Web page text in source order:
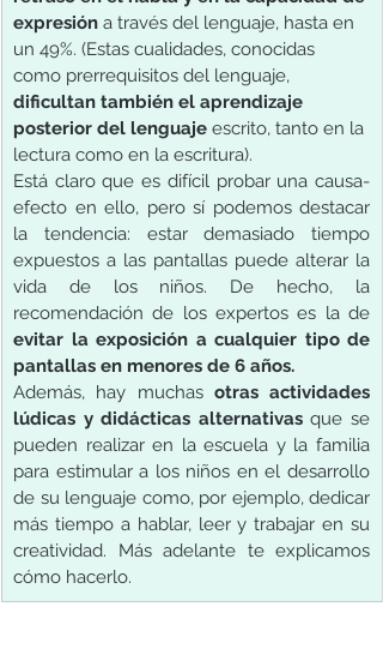
expresión a través del lenguaje, hasta en
un 49%. (Estas cualidades, conocidas
como prerrequisitos del lenguaje,
dificultan también el aprendizaje
posterior del lenguaje escrito, tanto en la
lectura como en la escritura).
Está claro que es difícil probar una causa-
efecto en ello, pero sí podemos destacar
la tendencia: estar demasiado tiempo
expuestos a las pantallas puede alterar la
vida de los niños. De hecho, la
evitar la exposición a cualquier tipo de
pantallas en menores de 6 años.
Además, hay muchas otras actividades
lúdicas y didácticas alternativas que se
pueden realizar en la escuela y la familia
para estimular a los niños en el desarrollo
de su lenguaje como, por ejemplo, dedicar
más tiempo a hablar, leer y trabajar en su
creatividad. Más adelante te explicamos
cómo hacerlo.